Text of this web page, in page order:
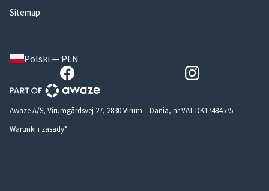
Sitemap
Polski — PLN
Awaze A/S, Virumgårdsvej 27, 2830 Virum – Dania, nr VAT DK17484575
Warunki i zasady*